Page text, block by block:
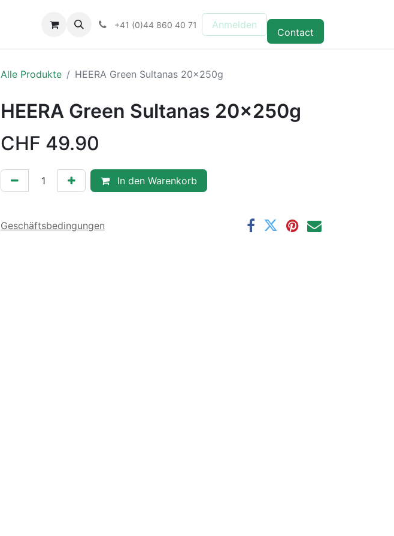
+41 (0)44 860 40 71 Anmelden
Contact
Alle Produkte HEERA Green Sultanas 20x250g
HEERA Green Sultanas 20x250g
CHF 49.90
In den Warenkorb
Geschäftsbedingungen